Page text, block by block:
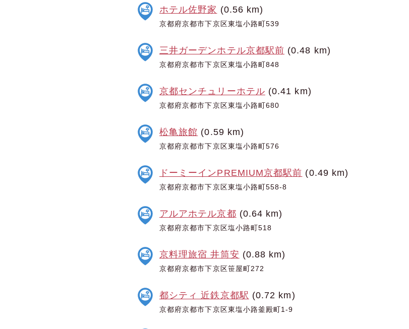
ホテル佐野家 (0.56 km)
京都府京都市下京区東塩小路町539
三井ガーデンホテル京都駅前 (0.48 km)
京都府京都市下京区東塩小路町848
京都センチュリーホテル (0.41 km)
京都府京都市下京区東塩小路町680
松亀旅館 (0.59 km)
京都府京都市下京区東塩小路町576
ドーミーインPREMIUM京都駅前 (0.49 km)
京都府京都市下京区東塩小路町558-8
アルアホテル京都 (0.64 km)
京都府京都市下京区塩小路町518
京料理旅宿 井筒安 (0.88 km)
京都府京都市下京区笹屋町272
都シティ 近鉄京都駅 (0.72 km)
京都府京都市下京区東塩小路釜殿町1-9